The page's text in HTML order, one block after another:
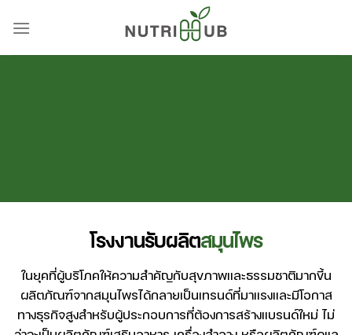
โรงงานรับผลิตสมุนไพร
ในยุคที่ผู้บริโภคให้ความสำคัญกับสุขภาพและธรรมชาติมากขึ้น
ผลิตภัณฑ์จากสมุนไพรได้กลายเป็นเทรนด์ที่มาแรงและมีโอกาส
ทางธุรกิจสูงสำหรับผู้ประกอบการที่ต้องการสร้างแบรนด์ใหม่ ไม่